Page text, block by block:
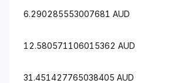
6.290285553007681 AUD
12.580571106015362 AUD
31.451427765038405 AUD